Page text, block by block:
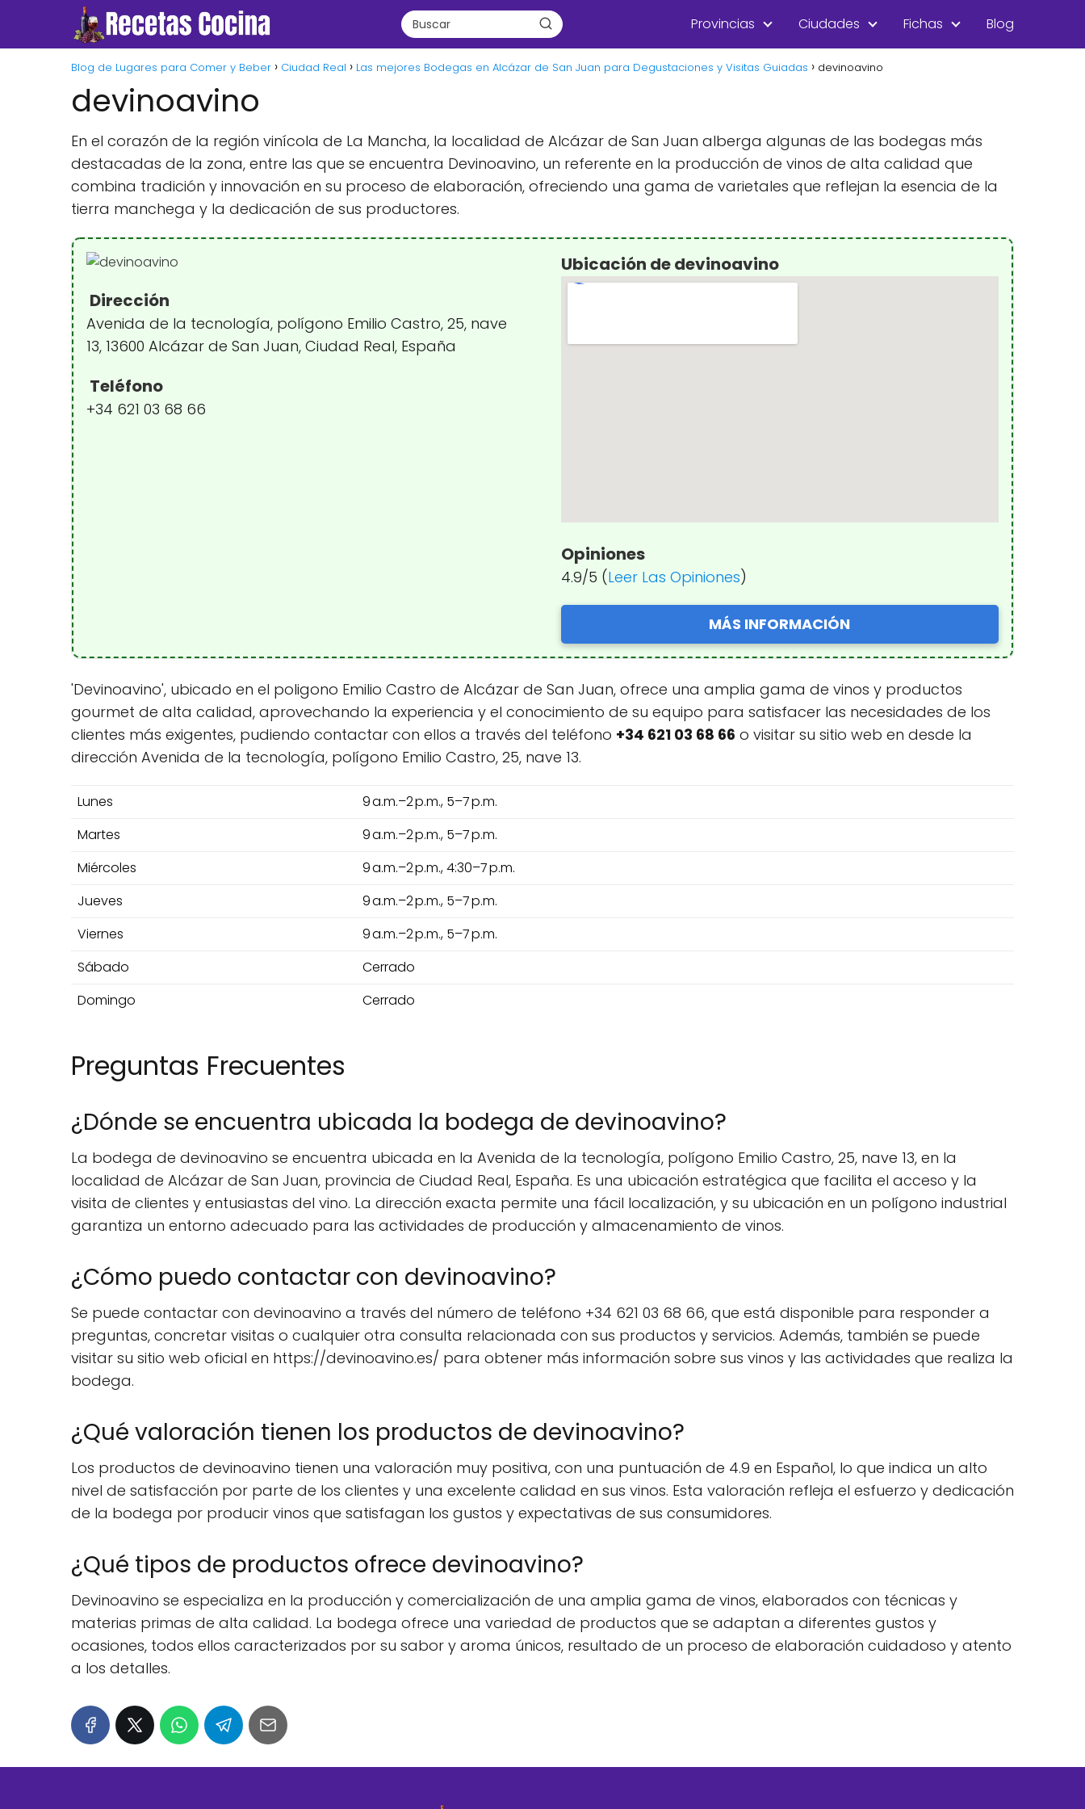
Provincias Ciudades Fichas Blog
Blog de Lugares para Comer y Beber Ciudad Real Las mejores Bodegas en Alcázar de San Juan para Degustaciones y Visitas Guiadas devinoavino
devinoavino
En el corazón de la región vinícola de La Mancha, la localidad de Alcázar de San Juan alberga algunas de las bodegas más
destacadas de la zona, entre las que se encuentra Devinoavino, un referente en la producción de vinos de alta calidad que
combina tradición y innovación en su proceso de elaboración, ofreciendo una gama de varietales que reflejan la esencia de la
tierra manchega y la dedicación de sus productores.
Dirección
Avenida de la tecnología, polígono Emilio Castro, 25, nave
13, 13600 Alcázar de San Juan, Ciudad Real, España
Teléfono
+34 621 03 68 66
Ubicación de devinoavino
Opiniones
4.9/5 (Leer Las Opiniones)
MÁS INFORMACIÓN
'Devinoavino', ubicado en el poligono Emilio Castro de Alcázar de San Juan, ofrece una amplia gama de vinos y productos
gourmet de alta calidad, aprovechando la experiencia y el conocimiento de su equipo para satisfacer las necesidades de los
clientes más exigentes, pudiendo contactar con ellos a través del teléfono +34 621 03 68 66 o visitar su sitio web en desde la
dirección Avenida de la tecnología, polígono Emilio Castro, 25, nave 13.
Lunes
9 a.m.–2 p.m., 5–7 p.m.
Martes
9 a.m.–2 p.m., 5–7 p.m.
Miércoles
9 a.m.–2 p.m., 4:30–7 p.m.
Jueves
9 a.m.–2 p.m., 5–7 p.m.
Viernes
9 a.m.–2 p.m., 5–7 p.m.
Sábado
Cerrado
Domingo
Cerrado
Preguntas Frecuentes
¿Dónde se encuentra ubicada la bodega de devinoavino?
La bodega de devinoavino se encuentra ubicada en la Avenida de la tecnología, polígono Emilio Castro, 25, nave 13, en la
localidad de Alcázar de San Juan, provincia de Ciudad Real, España. Es una ubicación estratégica que facilita el acceso y la
visita de clientes y entusiastas del vino. La dirección exacta permite una fácil localización, y su ubicación en un polígono industrial
garantiza un entorno adecuado para las actividades de producción y almacenamiento de vinos.
¿Cómo puedo contactar con devinoavino?
Se puede contactar con devinoavino a través del número de teléfono +34 621 03 68 66, que está disponible para responder a
preguntas, concretar visitas o cualquier otra consulta relacionada con sus productos y servicios. Además, también se puede
visitar su sitio web oficial en https://devinoavino.es/ para obtener más información sobre sus vinos y las actividades que realiza la
bodega.
¿Qué valoración tienen los productos de devinoavino?
Los productos de devinoavino tienen una valoración muy positiva, con una puntuación de 4.9 en Español, lo que indica un alto
nivel de satisfacción por parte de los clientes y una excelente calidad en sus vinos. Esta valoración refleja el esfuerzo y dedicación
de la bodega por producir vinos que satisfagan los gustos y expectativas de sus consumidores.
¿Qué tipos de productos ofrece devinoavino?
Devinoavino se especializa en la producción y comercialización de una amplia gama de vinos, elaborados con técnicas y
materias primas de alta calidad. La bodega ofrece una variedad de productos que se adaptan a diferentes gustos y
ocasiones, todos ellos caracterizados por su sabor y aroma únicos, resultado de un proceso de elaboración cuidadoso y atento
a los detalles.